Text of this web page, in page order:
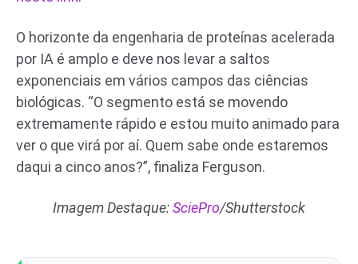
O horizonte da engenharia de proteínas acelerada
por IA é amplo e deve nos levar a saltos
exponenciais em vários campos das ciências
biológicas. “O segmento está se movendo
extremamente rápido e estou muito animado para
ver o que virá por aí. Quem sabe onde estaremos
daqui a cinco anos?”, finaliza Ferguson.
Imagem Destaque:SciePro/Shutterstock